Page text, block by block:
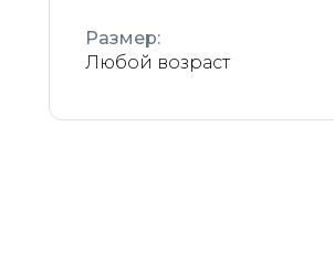
Размер:
Любой возраст